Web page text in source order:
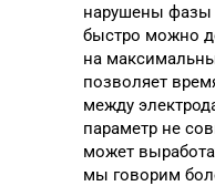
нарушены фазы
быстро можно
на
позволяет
между
параметр не
может
мы говорим